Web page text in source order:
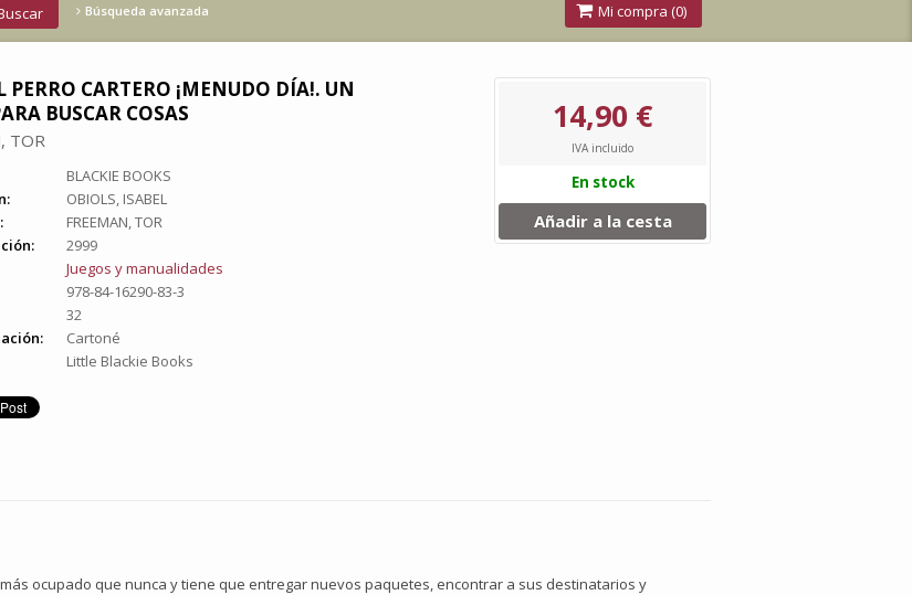
Búsqueda avanzada Mi compra (0)
PERRO CARTERO ¡MENUDO DÍA!. UN
BUSCAR COSAS
TOR
BLACKIE BOOKS
OBIOLS, ISABEL
FREEMAN, TOR
2999
Juegos y manualidades
978-84-16290-83-3
32
Cartoné
Little Blackie Books
14,90 €
IVA incluido
En stock
Añadir a la cesta
ocupado que nunca y tiene que entregar nuevos paquetes, encontrar a sus destinatarios y